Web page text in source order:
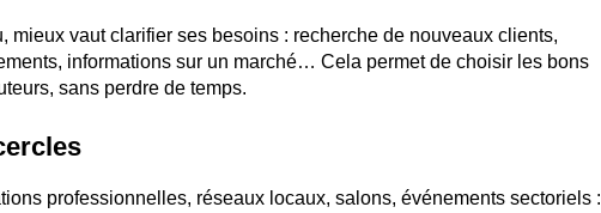
mieux vaut clarifier ses besoins : recherche de nouveaux clients,
informations sur un marché… Cela permet de choisir les bons
sans perdre de temps.
professionnelles, réseaux locaux, salons, événements sectoriels :